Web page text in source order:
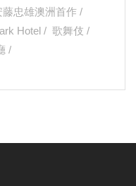
藤忠雄澳洲首作
Hotel
歌舞伎